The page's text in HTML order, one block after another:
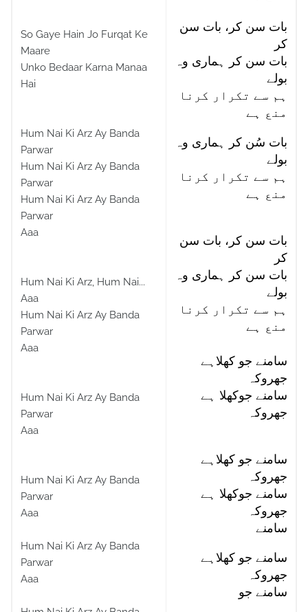
So Gaye Hain Jo Furqat Ke
Maare
Unko Bedaar Karna Manaa
Hai
Hum Nai Ki Arz Ay Banda
Parwar
Hum Nai Ki Arz Ay Banda
Parwar
Hum Nai Ki Arz Ay Banda
Parwar
Aaa
Hum Nai Ki Arz, Hum Nai...
Aaa
Hum Nai Ki Arz Ay Banda
Parwar
Aaa
Hum Nai Ki Arz Ay Banda
Parwar
Aaa
Hum Nai Ki Arz Ay Banda
Parwar
Aaa
Hum Nai Ki Arz Ay Banda
Parwar
Aaa
بات سن کر، بات سن
کر
بات سن کر ہماری وہ
بولے
ہم سے تکرار کرنا
منع ہے
بات سُن کر ہماری وہ
بولے
ہم سے تکرار کرنا
منع ہے
بات سن کر، بات سن
کر
بات سن کر ہماری وہ
بولے
ہم سے تکرار کرنا
منع ہے
سامنے جو کھلاہے
جھروکہ
سامنے جوکھلا ہے
جھروکہ
سامنے جو کھلاہے
جھروکہ
سامنے جوکھلا ہے
جھروکہ
سامنے
سامنے جو کھلاہے
جھروکہ
سامنے جو